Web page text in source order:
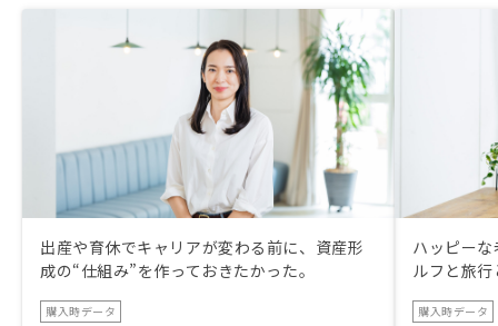
出産や育休でキャリアが変わる前に、資産形
成の“仕組み”を作っておきたかった。
購入時データ
ハッピー
ルフと旅
購入時データ